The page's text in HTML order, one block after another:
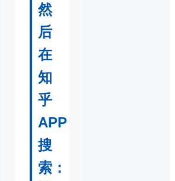
然
后
在
知
乎
APP
搜
索：